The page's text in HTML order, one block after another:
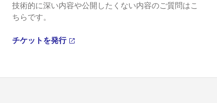
技術的に深い内容や公開したくない内容のご質問はこ
ちらです。
チケットを発行